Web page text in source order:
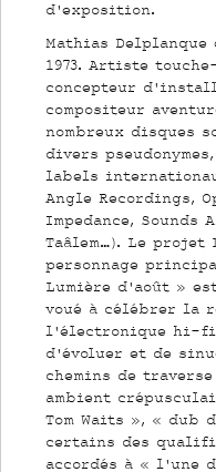
d’exposition.
Mathias
1973. Artiste
concepteur
compositeur
nombreux disques
divers
labels
Angle Recordings,
Impedance, Sounds
Taâlem…). Le projet
personnage
Lumière d’août »
voué à célébrer la
l’électronique hi-fi,
d’évoluer et de
chemins de
ambient
Tom Waits », « dub
certains des
accordés à « l’une